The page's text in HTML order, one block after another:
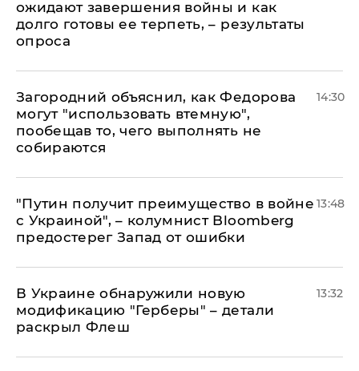
ожидают завершения войны и как
долго готовы ее терпеть, – результаты
опроса
Загородний объяснил, как Федорова
могут "использовать втемную",
пообещав то, чего выполнять не
собираются
14:30
"Путин получит преимущество в войне
с Украиной", – колумнист Bloomberg
предостерег Запад от ошибки
13:48
В Украине обнаружили новую
модификацию "Герберы" – детали
раскрыл Флеш
13:32